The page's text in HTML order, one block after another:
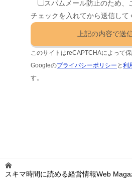
スパムメール防止のため、
チェックを入れてから送信して
このサイトはreCAPTCHAによって保
Googleのプライバシーポリシー と利
す。
スキマ時間に読める経営情報Web